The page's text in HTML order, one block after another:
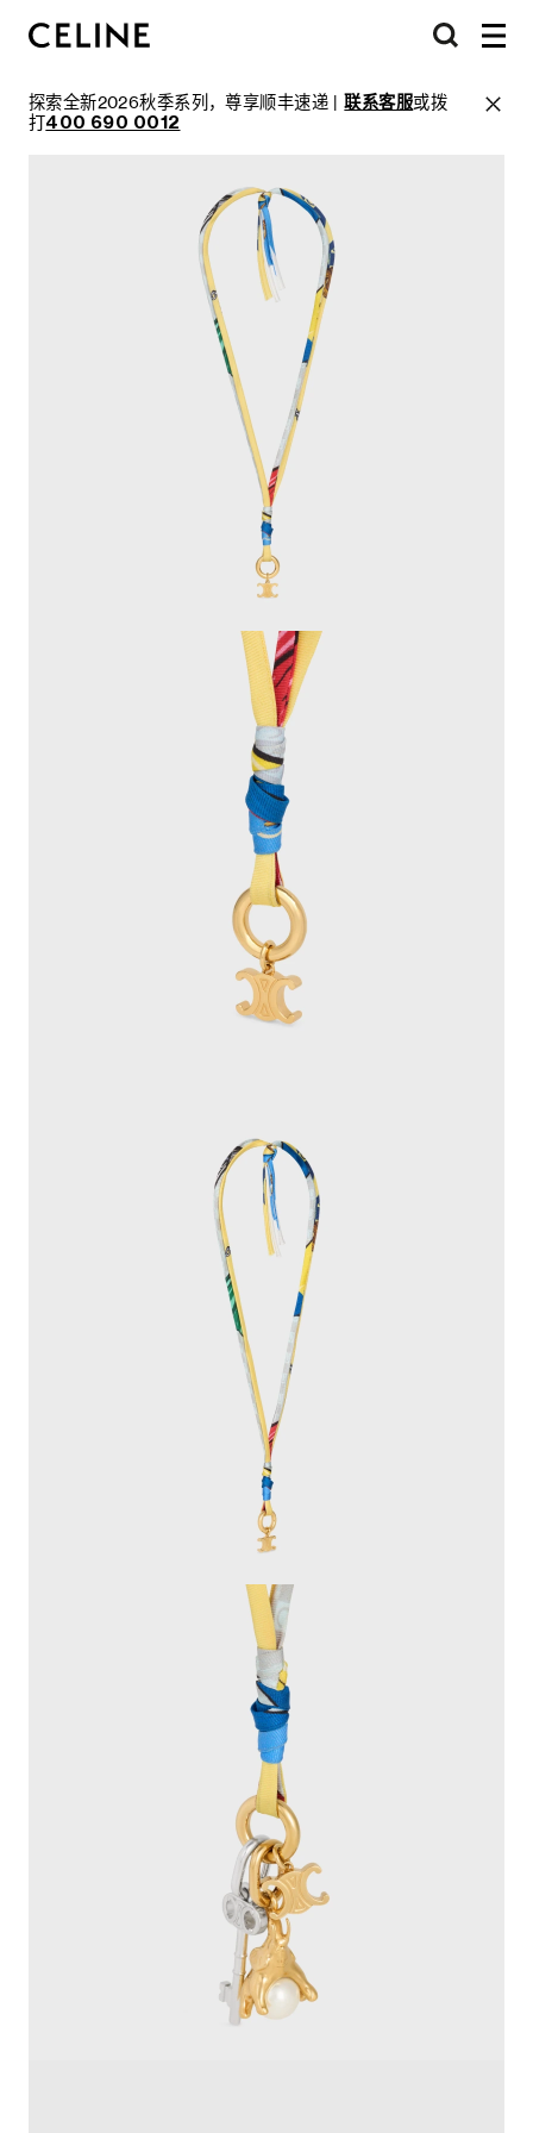
探索全新2026秋季系列，尊享顺丰速递 |联系客服或拨
打400 690 0012